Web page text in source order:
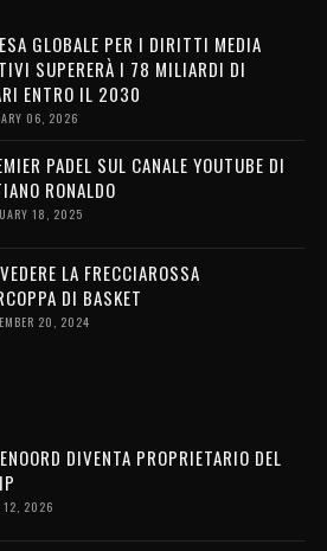
GLOBALE PER I DIRITTI MEDIA
SUPERERÀ I 78 MILIARDI DI
ENTRO IL 2030
06, 2026
PADEL SUL CANALE YOUTUBE DI
RONALDO
18, 2025
LA FRECCIAROSSA
DI BASKET
20, 2024
DIVENTA PROPRIETARIO DEL
12, 2026